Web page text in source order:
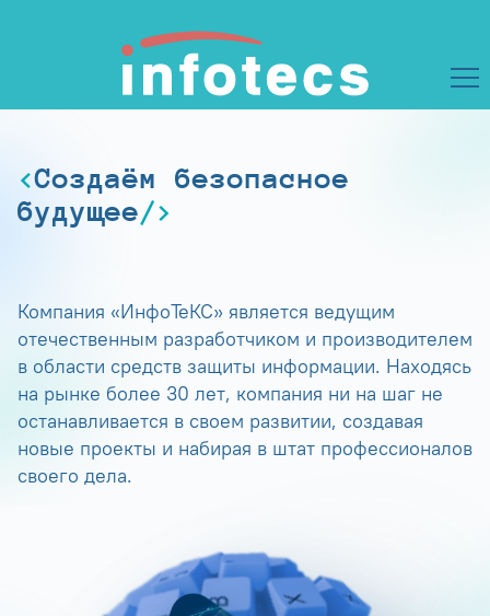
Создаём безопасное
будущее
Компания «ИнфоТеКС» является ведущим
отечественным разработчиком и производителем
в области средств защиты информации. Находясь
на рынке более 30 лет, компания ни на шаг не
останавливается в своем развитии, создавая
новые проекты и набирая в штат профессионалов
своего дела.